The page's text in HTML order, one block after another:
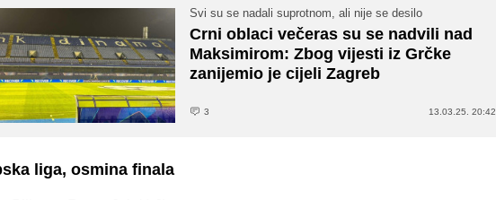
Svi su se nadali suprotnom, ali nije se desilo
Crni oblaci večeras su se nadvili nad
Maksimirom: Zbog vijesti iz Grčke
zanijemio je cijeli Zagreb
3 13.03.25. 20:42
liga, osmina finala